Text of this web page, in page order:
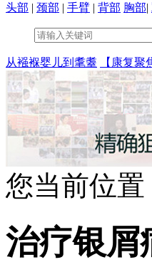
头部 | 颈部 | 手臂 | 背部 胸部|
从襁褓婴儿到耄耋 【康复聚
您当前位置
治疗银屑